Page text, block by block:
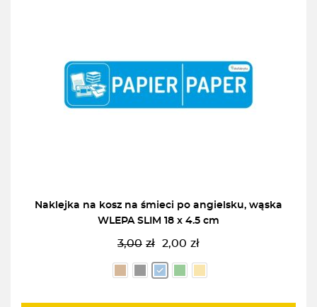
Naklejka na kosz na śmieci po angielsku, wąska
WLEPA SLIM 18 x 4.5 cm
3,00 zł
Pierwotna
cena
wynosiła:
2,00 zł
Aktualna
cena
wynosi: